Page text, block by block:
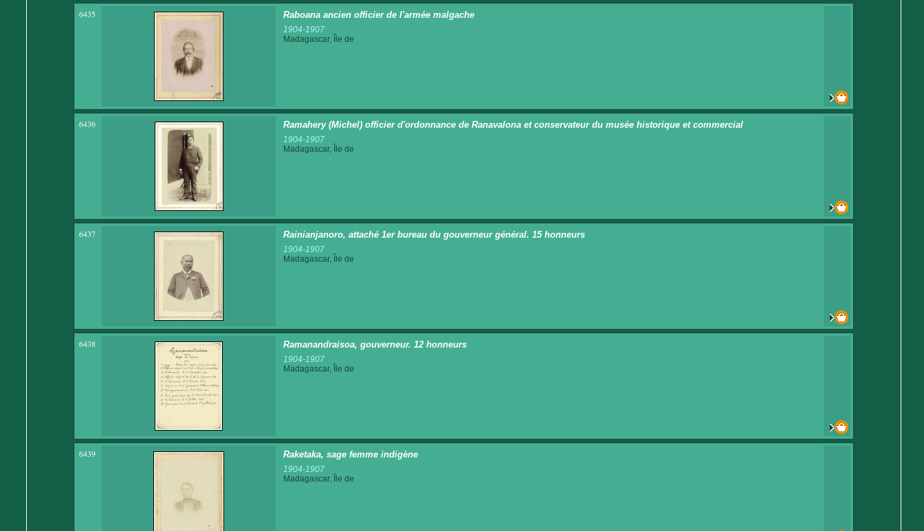
6435 Raboana ancien officier de l'armée malgache
1904-1907
Madagascar, Île de
6436 Ramahery (Michel) officier d'ordonnance de Ranavalona et conservateur du musée historique et commercial
1904-1907
Madagascar, Île de
6437 Rainianjanoro, attaché 1er bureau du gouverneur général. 15 honneurs
1904-1907
Madagascar, Île de
6438 Ramanandraisoa, gouverneur. 12 honneurs
1904-1907
Madagascar, Île de
6439 Raketaka, sage femme indigène
1904-1907
Madagascar, Île de